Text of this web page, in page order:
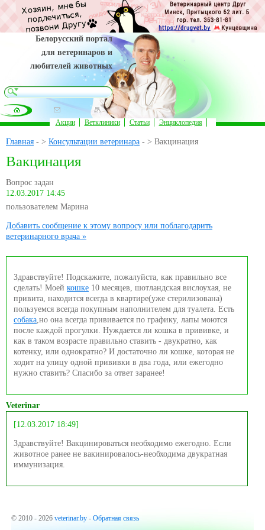
Белорусский портал
для ветеринаров и
любителей животных
Главная - > Консультации ветеринара - > Вакцинация
Вакцинация
Вопрос задан
12.03.2017 14:45
пользователем Марина
Добавить сообщение к этому вопросу или поблагодарить
ветеринарного врача »
Здравствуйте! Подскажите, пожалуйста, как правильно все
сделать! Моей кошке 10 месяцев, шотландская вислоухая, не
привита, находится всегда в квартире(уже стерилизована)
пользуемся всегда покупным наполнителем для туалета. Есть
собака,но она всегда прививается по графику, лапы моются
после каждой прогулки. Нуждается ли кошка в прививке, и
как в таком возрасте правильно ставить - двукратно, как
котенку, или однократно? И достаточно ли кошке, которая не
ходит на улицу одной прививки в два года, или ежегодно
нужно ставить? Спасибо за ответ заранее!
Veterinar
[12.03.2017 18:49]
Здравствуйте! Вакцинироваться необходимо ежегодно. Если
животное ранее не вакинировалось-необходима двукратная
иммунизация.
Акции Ветклиники Статьи Энциклопедия
© 2010 - 2026 veterinar.by - Обратная связь